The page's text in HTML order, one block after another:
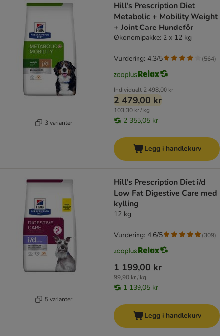
3 varianter
Hill's Prescription Diet
Metabolic + Mobility Weight
+ Joint Care Hundefôr
Økonomipakke: 2 x 12 kg
Individuelt 2 498,00 kr
2 479,00 kr
103,30 kr / kg
2 355,05 kr
Vurdering: 4.3/5 (564)
Legg i handlekurv
5 varianter
Hill's Prescription Diet i/d
Low Fat Digestive Care med
kylling
12 kg
1 199,00 kr
99,90 kr / kg
1 139,05 kr
Vurdering: 4.6/5 (309)
Legg i handlekurv